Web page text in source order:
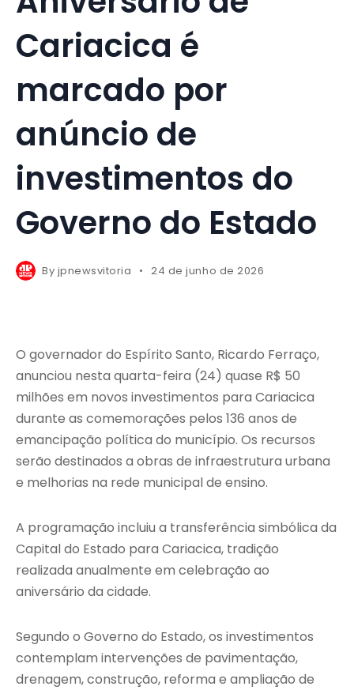
Cariacica é
marcado por
anúncio de
investimentos do
Governo do Estado
By jpnewsvitoria 24 de junho de 2026
O governador do Espírito Santo, Ricardo Ferraço,
anunciou nesta quarta-feira (24) quase R$ 50
milhões em novos investimentos para Cariacica
durante as comemorações pelos 136 anos de
emancipação política do município. Os recursos
serão destinados a obras de infraestrutura urbana
e melhorias na rede municipal de ensino.
A programação incluiu a transferência simbólica da
Capital do Estado para Cariacica, tradição
realizada anualmente em celebração ao
aniversário da cidade.
Segundo o Governo do Estado, os investimentos
contemplam intervenções de pavimentação,
drenagem, construção, reforma e ampliação de